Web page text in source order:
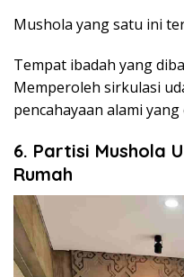
Mushola yang satu ini
Tempat ibadah yang
Memperoleh sirkulasi
pencahayaan alami
6. Partisi Mushola
Rumah